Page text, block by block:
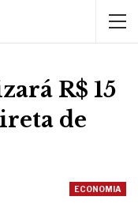
R$ 15
de
ECONOMIA